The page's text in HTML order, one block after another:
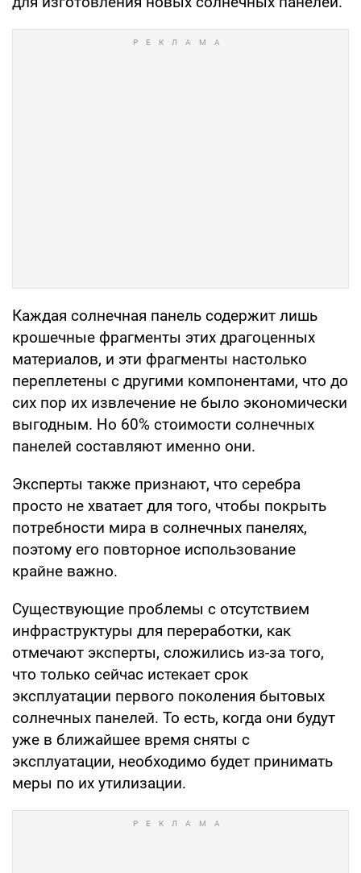
Каждая солнечная панель содержит лишь
крошечные фрагменты этих драгоценных
материалов, и эти фрагменты настолько
переплетены с другими компонентами, что до
сих пор их извлечение не было экономически
выгодным. Но 60% стоимости солнечных
панелей составляют именно они.
Эксперты также признают, что серебра
просто не хватает для того, чтобы покрыть
потребности мира в солнечных панелях,
поэтому его повторное использование
крайне важно.
Существующие проблемы с отсутствием
инфраструктуры для переработки, как
отмечают эксперты, сложились из-за того,
что только сейчас истекает срок
эксплуатации первого поколения бытовых
солнечных панелей. То есть, когда они будут
уже в ближайшее время сняты с
эксплуатации, необходимо будет принимать
меры по их утилизации.